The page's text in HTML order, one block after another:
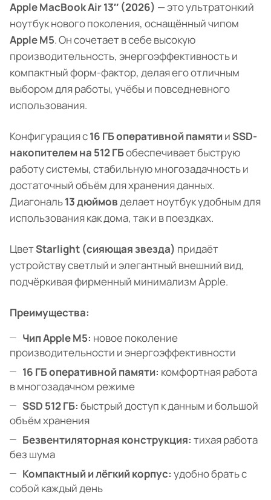
Apple MacBook Air 13″ (2026) — это ультратонкий
ноутбук нового поколения, оснащённый чипом
Apple M5. Он сочетает в себе высокую
производительность, энергоэффективность и
компактный форм-фактор, делая его отличным
выбором для работы, учёбы и повседневного
использования.
Конфигурация с16 ГБ оперативной памятииSSD-
накопителем на 512 ГБобеспечивает быструю
работу системы, стабильную многозадачность и
достаточный объём для хранения данных.
Диагональ13 дюймовделает ноутбук удобным для
использования как дома, так и в поездках.
ЦветStarlight (сияющая звезда) придаёт
устройству светлый и элегантный внешний вид,
подчёркивая фирменный минимализм Apple.
Преимущества:
Чип Apple M5: новое поколение
производительности и энергоэффективности
16 ГБ оперативной памяти: комфортная работа
в многозадачном режиме
SSD 512 ГБ: быстрый доступ к данным и большой
объём хранения
Безвентиляторная конструкция: тихая работа
без шума
Компактный и лёгкий корпус: удобно брать с
собой каждый день